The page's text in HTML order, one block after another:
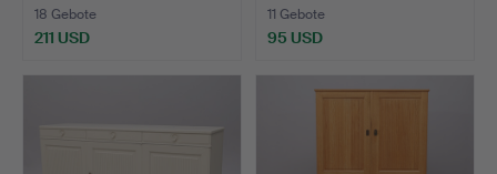
18 Gebote
211 USD
11 Gebote
95 USD